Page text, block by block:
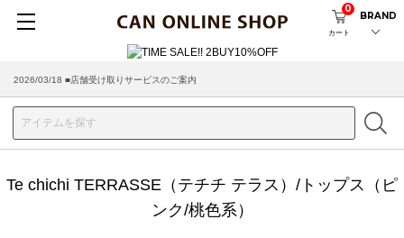
カート
0
BRAND
2026/03/18 ■店舗受け取りサービスのご案内
Te chichi TERRASSE（テチチ テラス）/トップス（ピ
ンク/桃色系）